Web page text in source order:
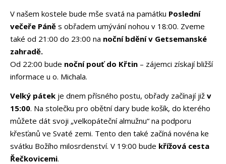
V našem kostele bude mše svatá na památku Poslední
večeře Páně s obřadem umývání nohou v 18:00. Zveme
také od 21:00 do 23:00 na noční bdění v Getsemanské
zahradě.
Od 22:00 bude noční pouť do Křtin – zájemci získají bližší
informace u o. Michala.
Velký pátek je dnem přísného postu, obřady začínají již v
15:00. Na stolečku pro obětní dary bude košík, do kterého
můžete dát svoji „velkopáteční almužnu“ na podporu
křesťanů ve Svaté zemi. Tento den také začíná novéna ke
svátku Božího milosrdenství. V 19:00 bude křížová cesta
Řečkovicemi.